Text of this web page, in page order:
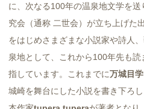
に、次なる100年の温泉地文学を
究会（通称 二世会）が立ち上げた
をはじめさまざまな小説家や詩人
泉地として、これから100年先も
指しています。これまでに万城目学
城崎を舞台にした小説を書き下ろ